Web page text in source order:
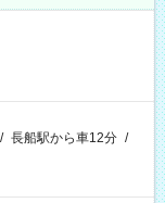
/ 長船駅から車12分 /